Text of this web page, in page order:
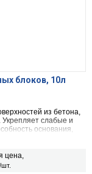
блоков, 10л
из бетона,
Укрепляет слабые и
основания,
цена,